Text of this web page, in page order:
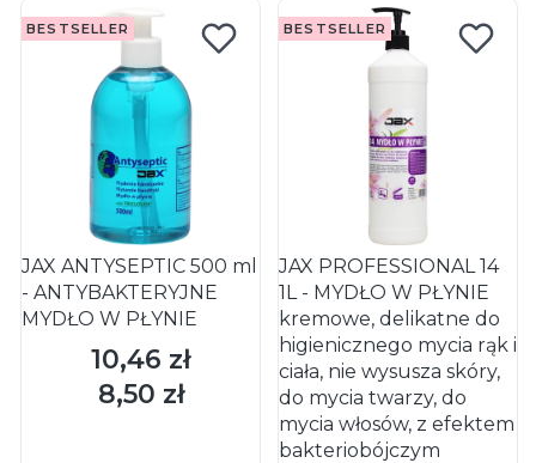
BESTSELLER
JAX ANTYSEPTIC 500 ml
- ANTYBAKTERYJNE
MYDŁO W PŁYNIE
Cena
10,46 zł
Cena
8,50 zł
BESTSELLER
JAX PROFESSIONAL 14
1L - MYDŁO W PŁYNIE
kremowe, delikatne do
higienicznego mycia rąk i
ciała, nie wysusza skóry,
do mycia twarzy, do
mycia włosów, z efektem
bakteriobójczym